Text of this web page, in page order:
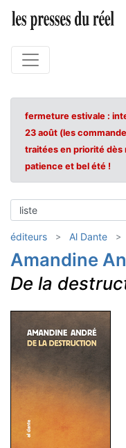
fermeture estivale :
23 août (les
traitées en priorité
patience et bel été !
éditeurs Al Dante
Amandine
De la